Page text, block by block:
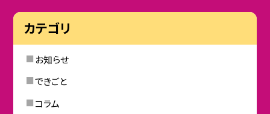
カテゴリ
お知らせ
できごと
コラム